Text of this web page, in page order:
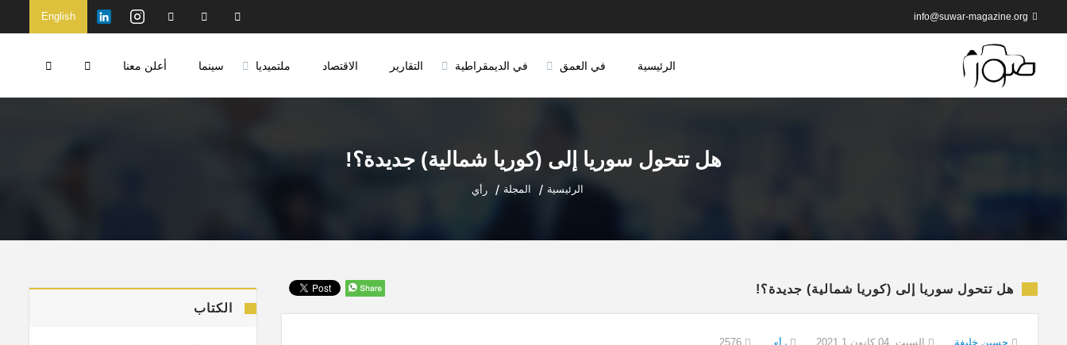
English info@suwar-magazine.org
الرئيسية في العمق في الديمقراطية التقارير الاقتصاد ملتميديا سينما أعلن معنا
هل تتحول سوريا إلى (كوريا شمالية) جديدة؟!
الرئيسية المجلة رأي
هل تتحول سوريا إلى (كوريا شمالية) جديدة؟!
حسين خليفة السبت, 04 كانون 1 2021
الكتاب